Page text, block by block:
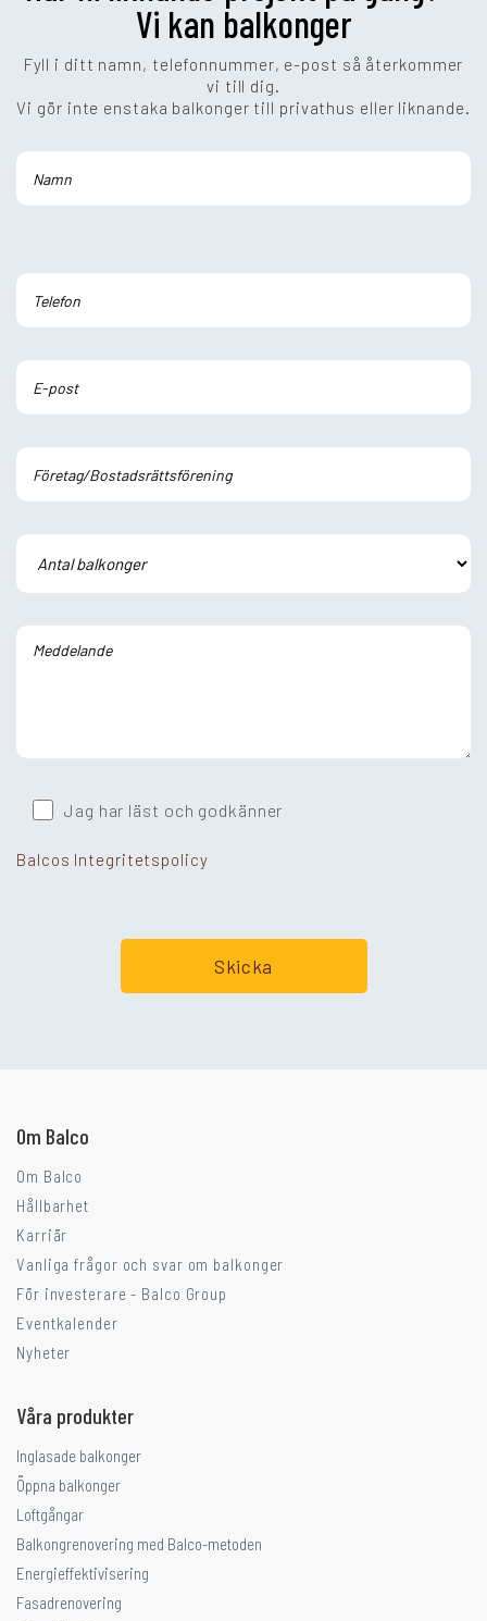
Vi kan balkonger
Fyll i ditt namn, telefonnummer, e-post så återkommer
vi till dig.
Vi gör inte enstaka balkonger till privathus eller liknande.
detta
fält
Jag har läst och godkänner
Balcos Integritetspolicy
Om Balco
Om Balco
Hållbarhet
Karriär
Vanliga frågor och svar om balkonger
För investerare - Balco Group
Eventkalender
Nyheter
Våra produkter
Inglasade balkonger
Öppna balkonger
Loftgångar
Balkongrenovering med Balco-metoden
Energieffektivisering
Fasadrenovering